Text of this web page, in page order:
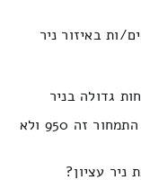
ות באיזור ניר
גדולה בניר
התעריף זהו 650 וזה מגיע עד 310 שקלים. התמחור זה 950 ולא
ניר עציון?